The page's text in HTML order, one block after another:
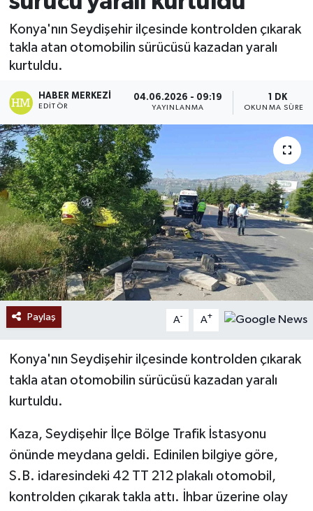
Konya'nın Seydişehir ilçesinde kontrolden çıkarak
takla atan otomobilin sürücüsü kazadan yaralı
kurtuldu.
HABER MERKEZI
EDITÖR
04.06.2026 - 09:19
YAYINLANMA
1 DK
OKUNMA SÜRESI
Paylaş A- A+
Konya'nın Seydişehir ilçesinde kontrolden çıkarak
takla atan otomobilin sürücüsü kazadan yaralı
kurtuldu.
Kaza, Seydişehir İlçe Bölge Trafik İstasyonu
önünde meydana geldi. Edinilen bilgiye göre,
S.B. idaresindeki 42 TT 212 plakalı otomobil,
kontrolden çıkarak takla attı. İhbar üzerine olay
Ekonomi
Sağlık
Tokat Haber